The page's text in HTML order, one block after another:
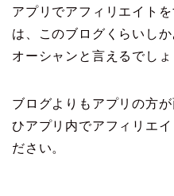
アプリでアフィリエイト
は、このブログくらいし
オーシャンと言えるでしょ
ブログよりもアプリの方
ひアプリ内でアフィリエ
ださい。